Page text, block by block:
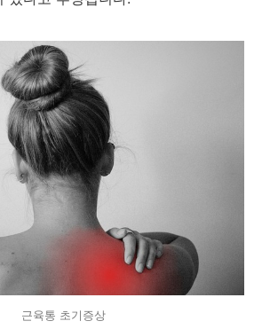
근육통 초기증상